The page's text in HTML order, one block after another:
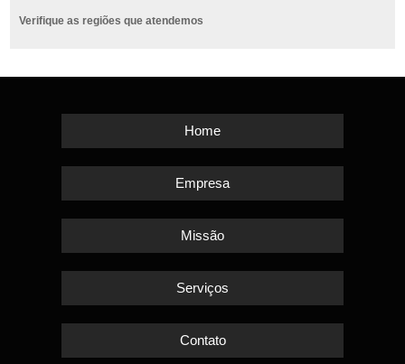
Verifique as regiões que atendemos
Home
Empresa
Missão
Serviços
Contato